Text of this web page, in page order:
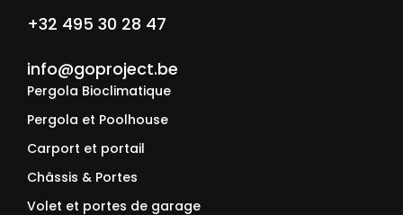
+32 495 30 28 47
info@goproject.be
Pergola Bioclimatique
Pergola et Poolhouse
Carport et portail
Châssis & Portes
Volet et portes de garage